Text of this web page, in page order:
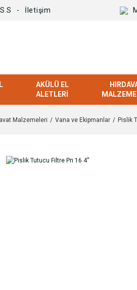
İletişim
AKÜLÜ EL
ALETLERI
Malzemeleri Vana ve Ekipmanlar Pislik